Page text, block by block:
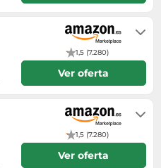
1,5 (7.280)
Ver oferta
1,5 (7.280)
Ver oferta